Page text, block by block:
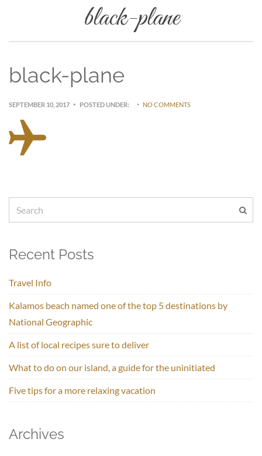
black-plane
black-plane
SEPTEMBER 10, 2017 POSTED UNDER: NO COMMENTS
Recent Posts
Travel Info
Kalamos beach named one of the top 5 destinations by
National Geographic
A list of local recipes sure to deliver
What to do on our island, a guide for the uninitiated
Five tips for a more relaxing vacation
Archives